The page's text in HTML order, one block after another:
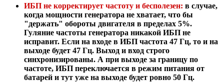
ИБП не корректирует частоту и бесполезен: в случае,
когда мощности генератора не хватает, что бы
"держать" обороты двигателя в пределах 5%.
Гуляние частоты генератора никакой ИБП не
исправит. Если на входе в ИБП частота 47 Гц, то и на
выходе будет 47 Гц. Выход и вход строго
синхронизированы. А при выходе за границу по
частоте, ИБП переключается в режим питания от
батарей и тут уже на выходе будет ровно 50 Гц.